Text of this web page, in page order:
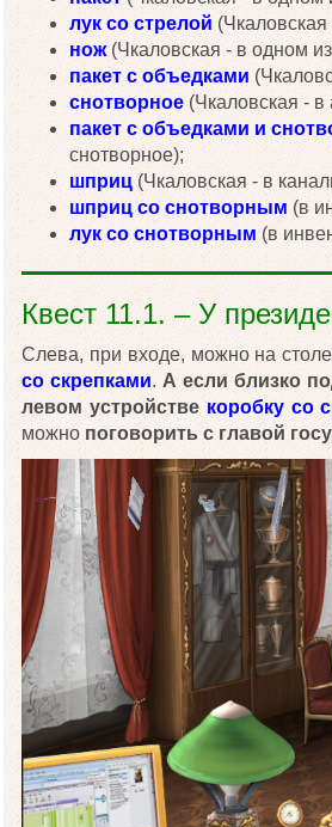
лук со стрелой
нож(Чкаловская - в одном
пакет с объедками
снотворное (Чкаловская - в
пакет с объедками и
снотворное);
шприц (Чкаловская - в
шприц со снотворным (в
лук со снотворным (в
Квест 11.1. – У
Слева, при входе, можно на
со скрепками. А если близко
левом устройстве коробку со
можно поговорить с главой